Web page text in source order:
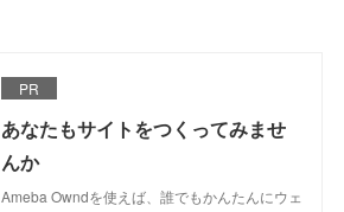
PR
あなたもサイトをつくってみませ
んか
Ameba Owndを使えば、誰でもかんたんにウェ